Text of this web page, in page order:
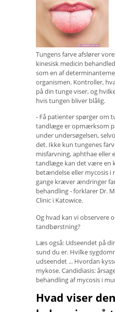
Tungens farve afslører
kinesisk medicin
som en af
organismen. Kontroller,
på din tunge viser, og
hvis tungen bliver blålig.
- Få patienter spørger om
tandlæge er opmærksom
under undersøgelsen,
det. Ikke kun tungenes
misfarvning, aphthae eller
tandlæge kan det være en
betændelse eller mycosis i
gange kræver ændringer
behandling - forklarer Dr.
Clinic i Katowice.
Og hvad kan vi observere
tandbørstning?
Læs også: Udseendet på
sund du er. Hvilke
udseendet ... Hvordan
mykose. Candidiasis:
behandling af mycosis i
Hvad viser